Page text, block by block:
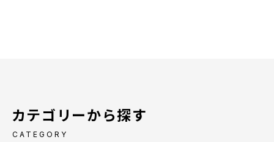
カテゴリーから探す
CATEGORY